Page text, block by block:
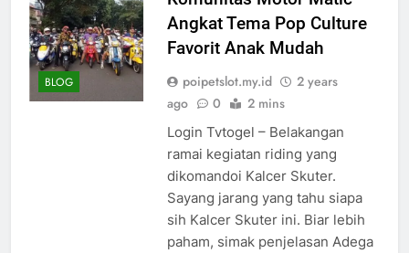
BLOG
Angkat Tema Pop Culture
Favorit Anak Mudah
poipetslot.my.id
2 years
ago
0 2 mins
Login Tvtogel – Belakangan
ramai kegiatan riding yang
dikomandoi Kalcer Skuter.
Sayang jarang yang tahu siapa
sih Kalcer Skuter ini. Biar lebih
paham, simak penjelasan Adega